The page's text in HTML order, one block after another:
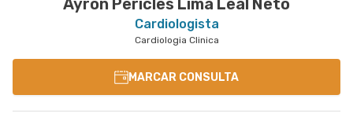
Ayron Pericles Lima Leal Neto
Cardiologista
Cardiologia Clinica
MARCAR CONSULTA